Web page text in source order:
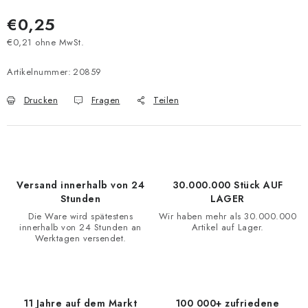
€0,25
€0,21 ohne MwSt.
Artikelnummer: 20859
Drucken Fragen Teilen
Versand innerhalb von 24
Stunden
Die Ware wird spätestens
innerhalb von 24 Stunden an
Werktagen versendet.
30.000.000 Stück AUF
LAGER
Wir haben mehr als 30.000.000
Artikel auf Lager.
11 Jahre auf dem Markt 100 000+ zufriedene